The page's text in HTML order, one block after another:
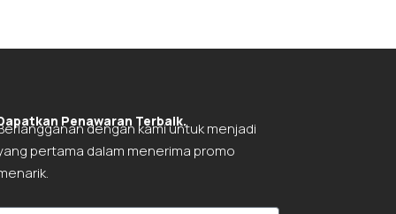
Penawaran Terbaik.
dengan kami untuk menjadi
pertama dalam menerima promo